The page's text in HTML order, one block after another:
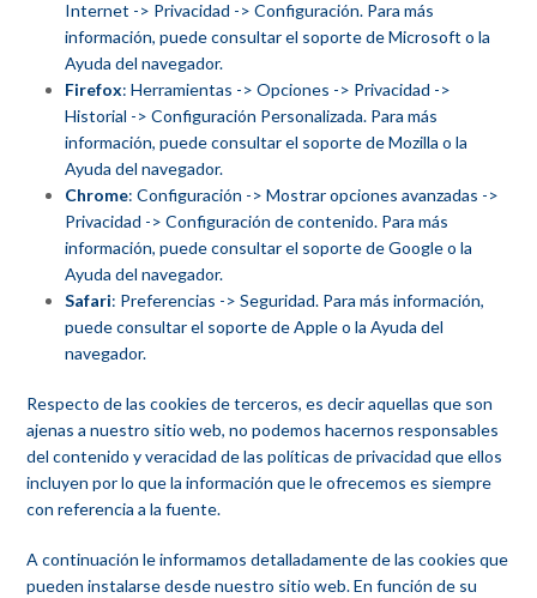
Internet -> Privacidad -> Configuración. Para más
información, puede consultar el soporte de Microsoft o la
Ayuda del navegador.
Firefox: Herramientas -> Opciones -> Privacidad ->
Historial -> Configuración Personalizada. Para más
información, puede consultar el soporte de Mozilla o la
Ayuda del navegador.
Chrome: Configuración -> Mostrar opciones avanzadas ->
Privacidad -> Configuración de contenido. Para más
información, puede consultar el soporte de Googleo la
Ayuda del navegador.
Safari: Preferencias -> Seguridad. Para más información,
puede consultar el soporte de Appleo la Ayuda del
navegador.
Respecto de las cookies de terceros, es decir aquellas que son
ajenas a nuestro sitio web, no podemos hacernos responsables
del contenido y veracidad de las políticas de privacidad que ellos
incluyen por lo que la información que le ofrecemos es siempre
con referencia a la fuente.
A continuación le informamos detalladamente de las cookies que
pueden instalarse desde nuestro sitio web. En función de su